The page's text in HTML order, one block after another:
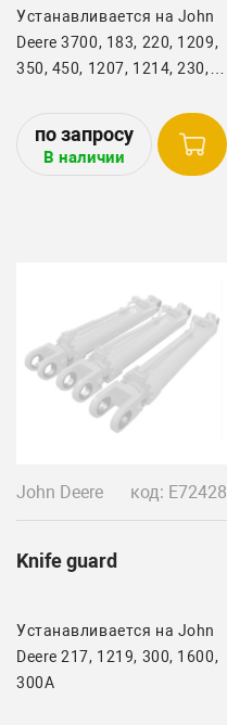
Устанавливается на John
Deere 3700, 183, 220, 1209,
350, 450, 1207, 1214, 230,
1600, 300A
В наличии
John Deere код: E72428
Knife guard
Устанавливается на John
Deere 217, 1219, 300, 1600,
300A